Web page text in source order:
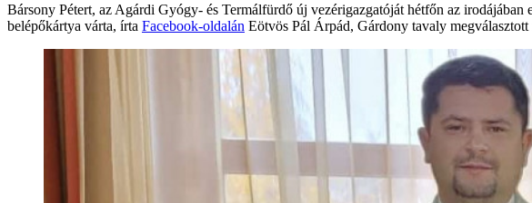
Bársony Pétert, az Agárdi Gyógy- és Termálfürdő új vezérigazgatóját hétfőn az
belépőkártya várta, írta Facebook-oldalán Eötvös Pál Árpád, Gárdony tavaly megválasztott